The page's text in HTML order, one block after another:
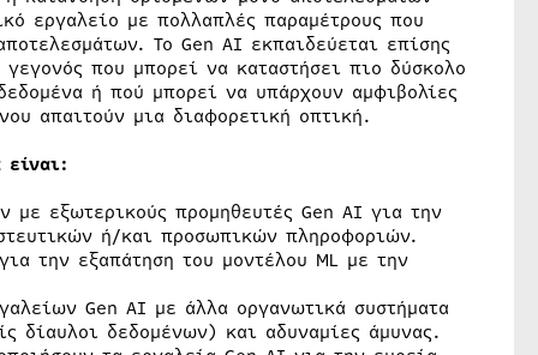
εργαλείο με πολλαπλές παραμέτρους που
Το Gen AI εκπαιδεύεται επίσης
που μπορεί να καταστήσει πιο δύσκολο
ή πού μπορεί να υπάρχουν αμφιβολίες
απαιτούν μια διαφορετική οπτική.
εξωτερικούς προμηθευτές Gen AI για την
ή/και προσωπικών πληροφοριών.
την εξαπάτηση του μοντέλου ML με την
Gen AI με άλλα οργανωτικά συστήματα
δίαυλοι δεδομένων) και αδυναμίες άμυνας.